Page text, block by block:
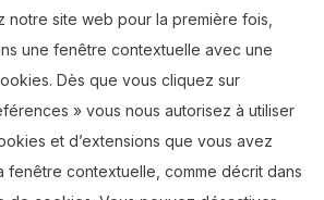
notre site web pour la première fois,
une fenêtre contextuelle avec une
Dès que vous cliquez sur
» vous nous autorisez à utiliser
et d’extensions que vous avez
fenêtre contextuelle, comme décrit dans